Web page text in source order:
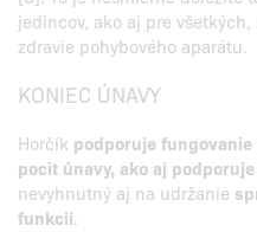
jedincov, ako aj pre
zdravie pohybového aparátu.
KONIEC ÚNAVY
Horčík podporuje
pocit únavy, ako aj
nevyhnutný aj na udržanie
funkcií.